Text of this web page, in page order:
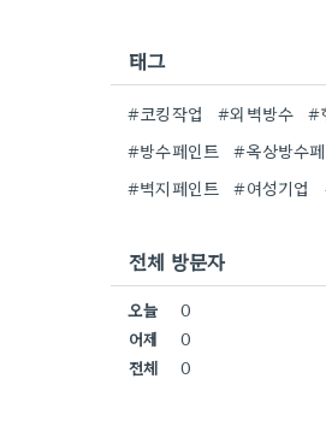
태그
#코킹작업 #외벽방수 #
#방수페인트
#옥상방수
#벽지페인트
#여성기업
전체 방문자
오늘
0
어제
0
전체
0